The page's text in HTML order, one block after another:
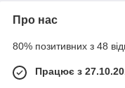
Про нас
80% позитивних з 48
Працює з